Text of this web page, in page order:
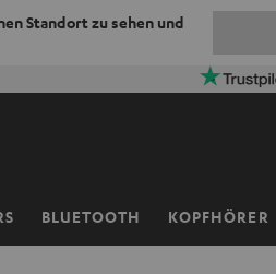
Standort zu sehen und
BLUETOOTH KOPFHÖRER